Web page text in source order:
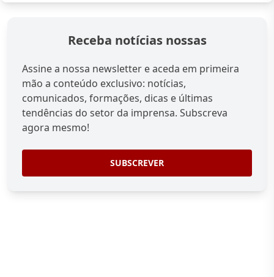
Receba notícias nossas
Assine a nossa newsletter e aceda em primeira
mão a conteúdo exclusivo: notícias,
comunicados, formações, dicas e últimas
tendências do setor da imprensa. Subscreva
agora mesmo!
SUBSCREVER